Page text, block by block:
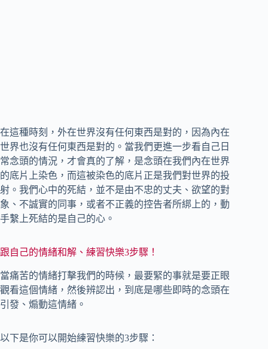
在這種時刻，外在世界沒有任何東西是對的，因為內在
世界也沒有任何東西是對的。當我們更進一步看自己日
常念頭的情況，才會真的了解，是念頭在我們內在世界
的底片上染色，而這被染色的底片正是我們對世界的投
射。我們心中的死結，並不是由不忠的丈夫、欲望的對
象、不誠實的同事，或者不正義的控告者所綁上的，動
手繫上死結的是自己的心。
跟自己的情緒和解、練習快樂3步驟！
當痛苦的情緒打擊我們的時候，最要緊的事就是要正眼
觀看這個情緒，然後辨認出，到底是哪些即時的念頭在
引發、煽動這情緒。
以下是你可以開始練習快樂的3步驟：